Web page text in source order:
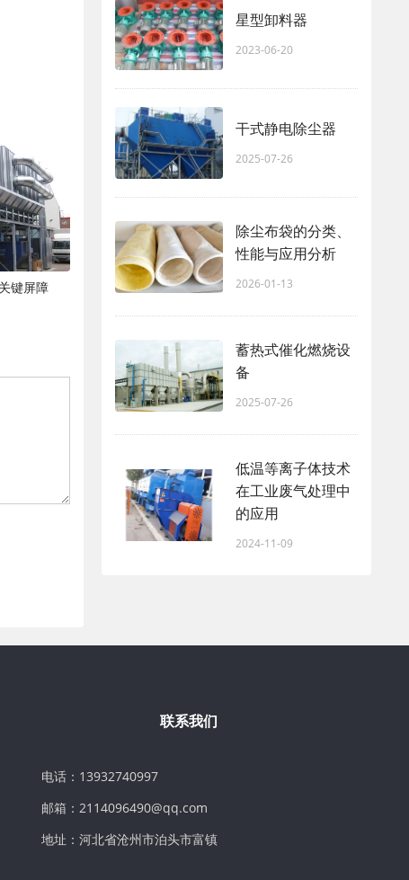
键屏障
星型卸料器
2023-06-20
干式静电除尘器
2025-07-26
除尘布袋的分类、
性能与应用分析
2026-01-13
蓄热式催化燃烧设
备
2025-07-26
低温等离子体技术
在工业废气处理中
的应用
2024-11-09
联系我们
电话：13932740997
邮箱：2114096490@qq.com
地址：河北省沧州市泊头市富镇